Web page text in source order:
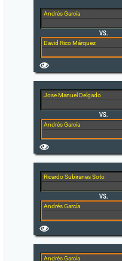
Andrés García
David Rico Márquez
Jose Manuel Delgado
Andrés García
Ricardo Subiranes Soto
Andrés García
Andrés García